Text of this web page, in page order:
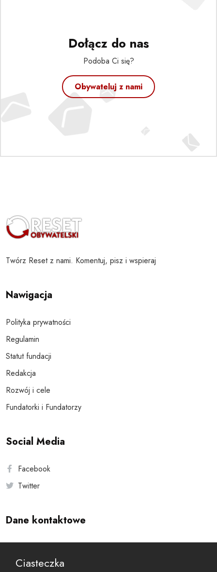
Dołącz do nas
Podoba Ci się?
Obywateluj z nami
Twórz Reset z nami. Komentuj, pisz i wspieraj
Nawigacja
Polityka prywatności
Regulamin
Statut fundacji
Redakcja
Rozwój i cele
Fundatorki i Fundatorzy
Social Media
Facebook
Twitter
Dane kontaktowe
reset@resetobywatelski.pl
Ciasteczka